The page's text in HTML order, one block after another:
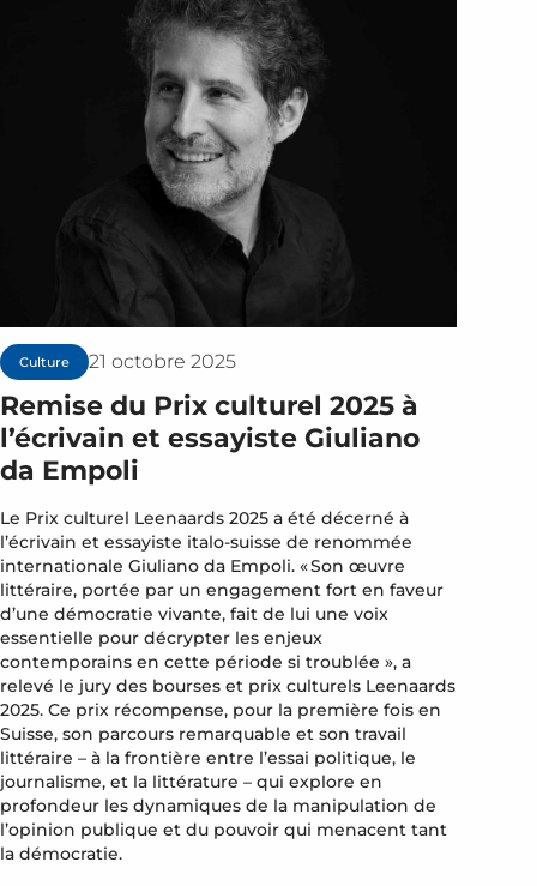
Culture 21 octobre 2025
Remise du Prix culturel 2025 à
l’écrivain et essayiste Giuliano
da Empoli
Le Prix culturel Leenaards 2025 a été décerné à
l’écrivain et essayiste italo-suisse de renommée
internationale Giuliano da Empoli. « Son œuvre
littéraire, portée par un engagement fort en faveur
d’une démocratie vivante, fait de lui une voix
essentielle pour décrypter les enjeux
contemporains en cette période si troublée », a
relevé le jury des bourses et prix culturels Leenaards
2025. Ce prix récompense, pour la première fois en
Suisse, son parcours remarquable et son travail
littéraire – à la frontière entre l’essai politique, le
journalisme, et la littérature – qui explore en
profondeur les dynamiques de la manipulation de
l’opinion publique et du pouvoir qui menacent tant
la démocratie.